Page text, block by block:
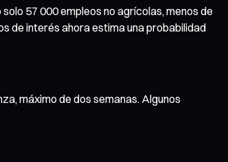
57 000 empleos no agrícolas, menos de
de interés ahora estima una probabilidad
máximo de dos semanas. Algunos